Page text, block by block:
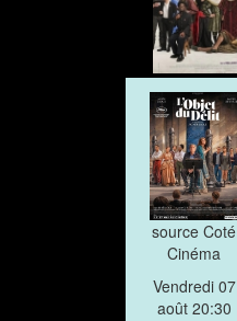
source Coté
Cinéma
Vendredi 07
août 20:30